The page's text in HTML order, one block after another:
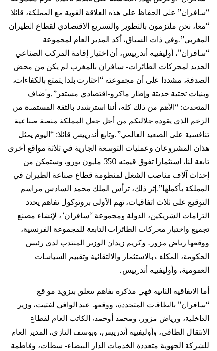
“سافران” على الحفاظ على هذه العلاقة القوية مع المملكة، قائلا
“معا، نحن ملتزمون بالتطوير والتسريع الاقتصادي لقطاع الطيران
المغربي”.وفي ذات السياق، أكد المدير العام لمجموعة
“سافران”، أوليفييه أندرييس، أن اختيار إقامة المركب الصناعي
الجديد لمحركات الطائرات- سافران بالمغرب لم يكن من محض
الصدفة، مشددا على أن مجموعته “اختارت بلدا يتمتع بالكفاءات،
وبنيات تحتية حديثة وإطار ماكرو-اقتصادي مستقر”.وأضاف
المتحدث: “الأهم من ذلك كله، أننا استرشدنا بالثقة المستمدة من
الزخم الذي يقوده جلالتكم من أجل جعل المملكة منصة صناعية
تنافسية على الصعيد العالمي”.وتابع أندرييس قائلا: “اليوم يمثل
هذان المشروعان وعمليات التوسعة الجارية في ثلاثة مواقع أخرى
تابعة لنا، استثمارا تفوق قيمته 350 مليون يورو، وستمكن من
إحداث آلاف مناصب الشغل لمنظومة قطاع صناعة الطيران في
المملكة بأكملها”.إثر ذلك، ترأس الملك محمد السادس مراسم
التوقيع على ثلاث اتفاقيات، تهم الأولى بروتوكول تفاهم يحدد
التزامات الشريكين، الدولة ومجموعة “سافران”، لإنشاء مصنع
تجميع واختبار محركات الطائرات التابعة للمجموعة الفرنسية،
ووقعها رياض مزور، وكريم زيدان الوزير المنتدب لدى رئيس
الحكومة، المكلف بالاستثمار والالتقائية وتقييم السياسات
العمومية، وأوليفييه أندرييس.
أما الاتفاقية الثانية فهي مذكرة تفاهم تتعلق بتزويد مواقع
“سافران” بالطاقات المتجددة، ووقعها عبد الوافي لفتيت، وزير
الداخلية، ورياض مزور، ومحمد أوحمد، الكاتب العام لقطاع
الانتقال الطاقي، وأوليفييه أندرييس، ويوسف التازي، المدير العام
للشركة الجهوية متعددة الخدمات الدار البيضاء- سطات، وفاطمة